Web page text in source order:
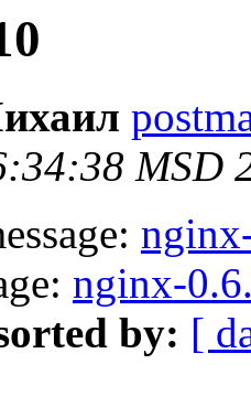
MSD
nginx-
by: [